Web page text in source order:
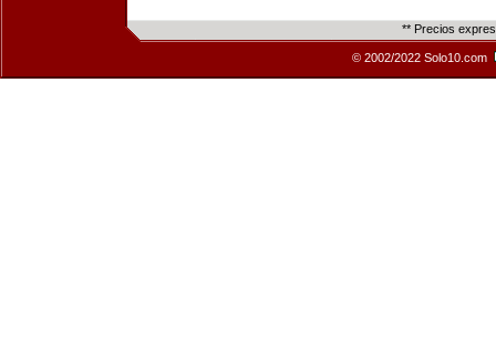
** Precios
© 2002/2022 Solo10.com